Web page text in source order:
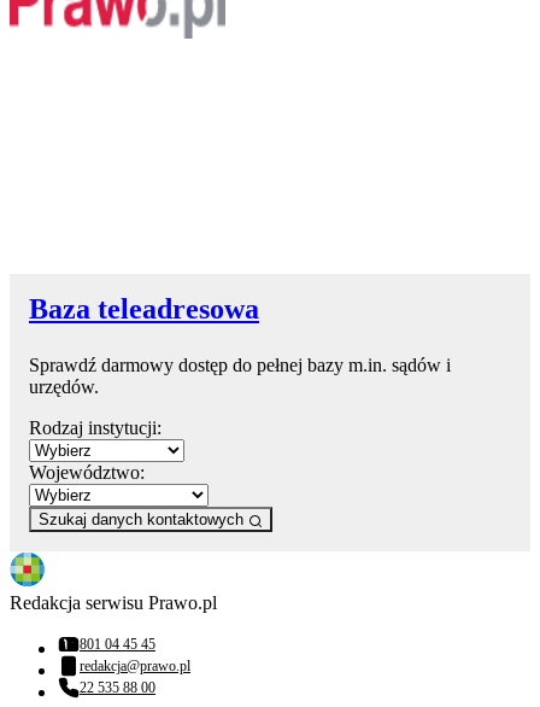
Baza teleadresowa
Sprawdź darmowy dostęp do pełnej bazy m.in. sądów i
urzędów.
Rodzaj instytucji:
Województwo:
Szukaj danych kontaktowych
Redakcja serwisu Prawo.pl
Numer telefonu:
801 04 45 45
Adres email:
redakcja@prawo.pl
Numer telefonu:
22 535 88 00